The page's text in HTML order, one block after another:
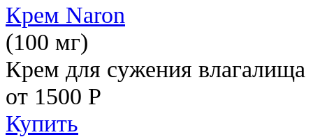
Крем Naron
(100 мг)
Крем для сужения влагалища
от 1500 Р
Купить